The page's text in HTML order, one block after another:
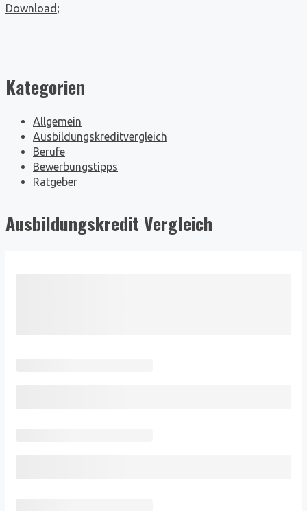
Download ;
Kategorien
Allgemein
Ausbildungskreditvergleich
Berufe
Bewerbungstipps
Ratgeber
Ausbildungskredit Vergleich